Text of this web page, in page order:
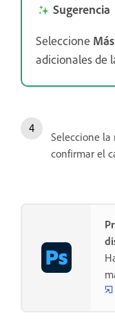
Sugerencia
Seleccione Más
adicionales de
Seleccione la
confirmar el